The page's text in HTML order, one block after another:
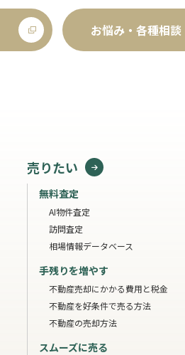
お悩み・各種相談
売りたい
無料査定
AI物件査定
訪問査定
相場情報データベース
手残りを増やす
不動産売却にかかる費用と税金
不動産を好条件で売る方法
不動産の売却方法
スムーズに売る